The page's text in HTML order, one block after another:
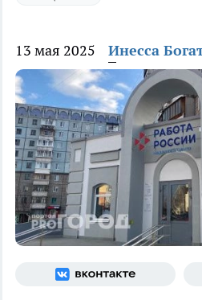
13 мая 2025 Инесса